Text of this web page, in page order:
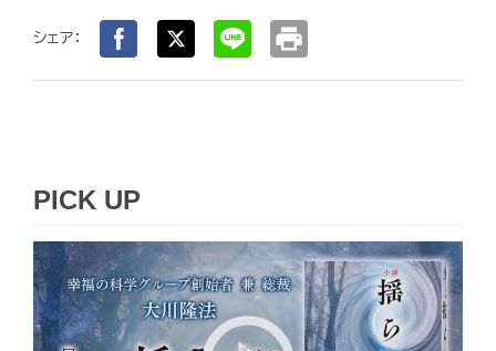
シェア： print
PICK UP